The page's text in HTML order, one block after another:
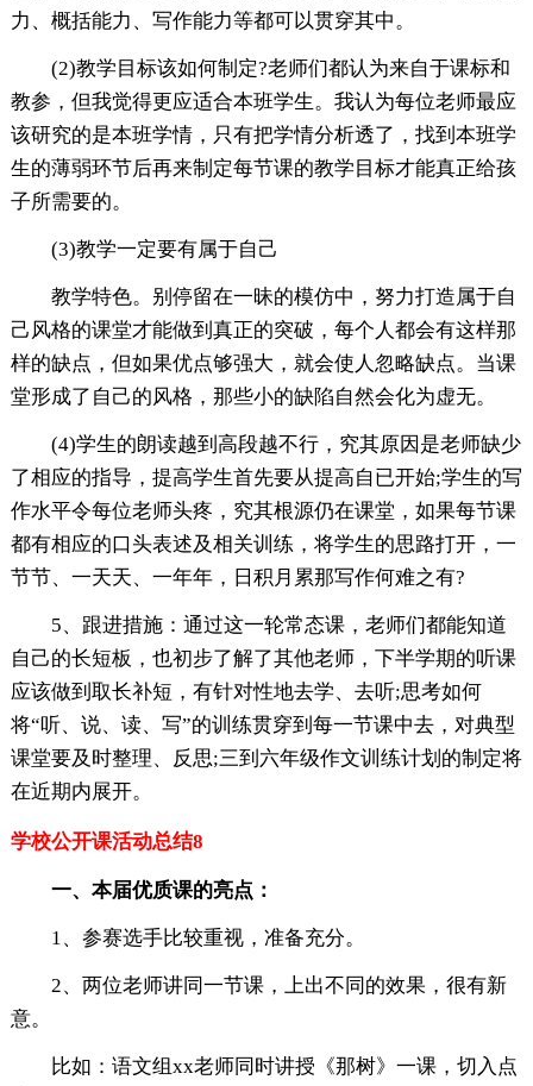
力、概括能力、写作能力等都可以贯穿其中。
(2)教学目标该如何制定?老师们都认为来自于课标和
教参，但我觉得更应适合本班学生。我认为每位老师最应
该研究的是本班学情，只有把学情分析透了，找到本班学
生的薄弱环节后再来制定每节课的教学目标才能真正给孩
子所需要的。
(3)教学一定要有属于自己
教学特色。别停留在一昧的模仿中，努力打造属于自
己风格的课堂才能做到真正的突破，每个人都会有这样那
样的缺点，但如果优点够强大，就会使人忽略缺点。当课
堂形成了自己的风格，那些小的缺陷自然会化为虚无。
(4)学生的朗读越到高段越不行，究其原因是老师缺少
了相应的指导，提高学生首先要从提高自已开始;学生的写
作水平令每位老师头疼，究其根源仍在课堂，如果每节课
都有相应的口头表述及相关训练，将学生的思路打开，一
节节、一天天、一年年，日积月累那写作何难之有?
5、跟进措施：通过这一轮常态课，老师们都能知道
自己的长短板，也初步了解了其他老师，下半学期的听课
应该做到取长补短，有针对性地去学、去听;思考如何
将“听、说、读、写”的训练贯穿到每一节课中去，对典型
课堂要及时整理、反思;三到六年级作文训练计划的制定将
在近期内展开。
学校公开课活动总结8
一、本届优质课的亮点：
1、参赛选手比较重视，准备充分。
2、两位老师讲同一节课，上出不同的效果，很有新
意。
比如：语文组xx老师同时讲授《那树》一课，切入点